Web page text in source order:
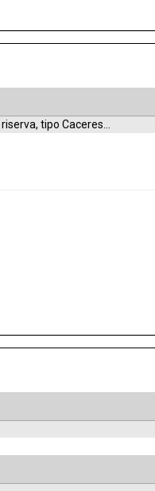
tipo Caceres...